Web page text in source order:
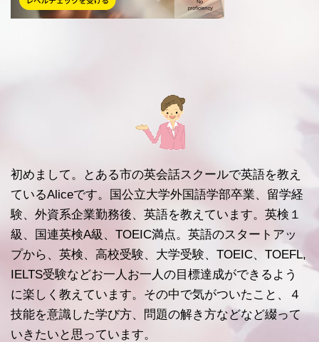
初めまして。とある市の英会話スクールで英語を教え
ているAliceです。国公立大学外国語学部卒業、留学経
験、外資系企業勤務後、英語を教えています。英検１
級、国連英検A級、TOEIC満点。英語のスタートアッ
プから、英検、高校受験、大学受験、TOEIC、TOEFL,
IELTS受験などお一人お一人の目標達成ができるよう
に楽しく教えています。その中で気がついたこと、４
技能を意識した学び方、問題の解き方などなど綴って
いきたいと思っています。